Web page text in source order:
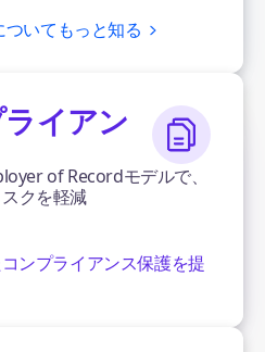
いてもっと知る
イアン
of Recordモデルで、
クを軽減
ンプライアンス保護を提